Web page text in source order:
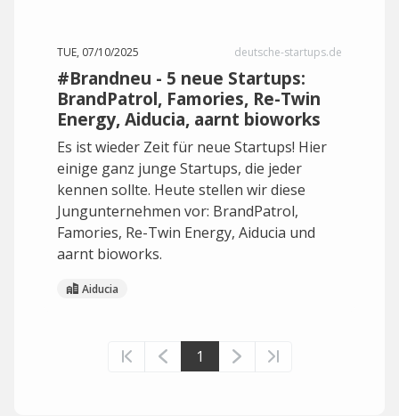
TUE, 07/10/2025 deutsche-startups.de
#Brandneu - 5 neue Startups:
BrandPatrol, Famories, Re-Twin
Energy, Aiducia, aarnt bioworks
Es ist wieder Zeit für neue Startups! Hier
einige ganz junge Startups, die jeder
kennen sollte. Heute stellen wir diese
Jungunternehmen vor: BrandPatrol,
Famories, Re-Twin Energy, Aiducia und
aarnt bioworks.
Aiducia
1